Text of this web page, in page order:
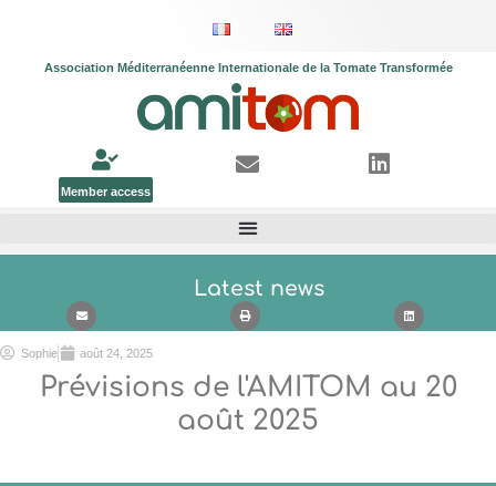
Association Méditerranéenne Internationale de la Tomate Transformée
Member access
Latest news
Sophie août 24, 2025
Prévisions de l'AMITOM au 20
août 2025